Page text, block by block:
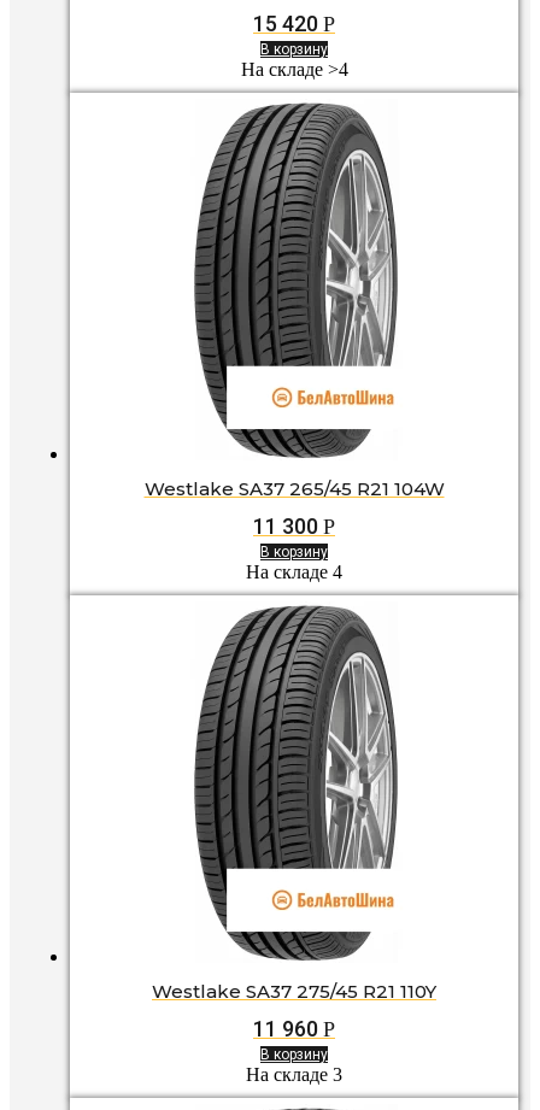
15 420 Р
В корзину
На складе >4
Westlake SA37 265/45 R21 104W
11 300 Р
В корзину
На складе 4
Westlake SA37 275/45 R21 110Y
11 960 Р
В корзину
На складе 3